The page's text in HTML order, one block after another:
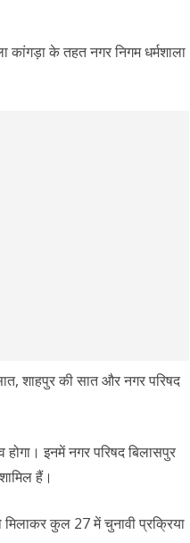
के तहत नगर निगम धर्मशाला
शाहपुर की सात और नगर परिषद
इनमें नगर परिषद बिलासपुर
हैं।
कुल 27 में चुनावी प्रक्रिया